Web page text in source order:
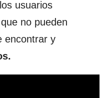
usuarios
no pueden
encontrar y